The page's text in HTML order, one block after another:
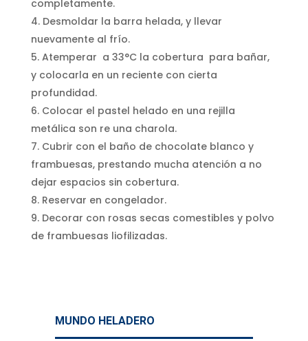
completamente.
Desmoldar la barra helada, y llevar
nuevamente al frío.
Atemperar a 33°C la cobertura para bañar,
y colocarla en un reciente con cierta
profundidad.
Colocar el pastel helado en una rejilla
metálica son re una charola.
Cubrir con el baño de chocolate blanco y
frambuesas, prestando mucha atención a no
dejar espacios sin cobertura.
Reservar en congelador.
Decorar con rosas secas comestibles y polvo
de frambuesas liofilizadas.
MUNDO HELADERO